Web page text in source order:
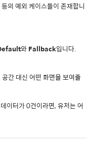
의 예외 케이스들이 존재합니
와Fallback입니다.
간 대신 어떤 화면을 보여줄
이터가 0건이라면, 유저는 어